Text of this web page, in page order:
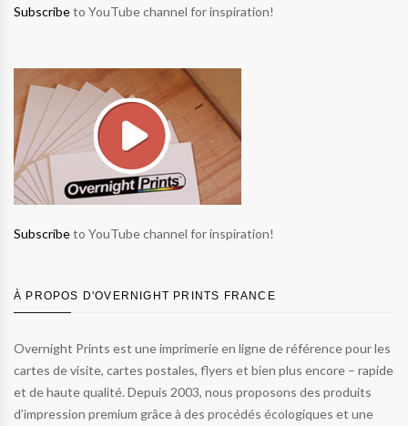
Subscribeto YouTube channel for inspiration!
Subscribeto YouTube channel for inspiration!
À PROPOS D'OVERNIGHT PRINTS FRANCE
Overnight Prints est une imprimerie en ligne de référence pour les
cartes de visite, cartes postales, flyers et bien plus encore – rapide
et de haute qualité. Depuis 2003, nous proposons des produits
d’impression premium grâce à des procédés écologiques et une